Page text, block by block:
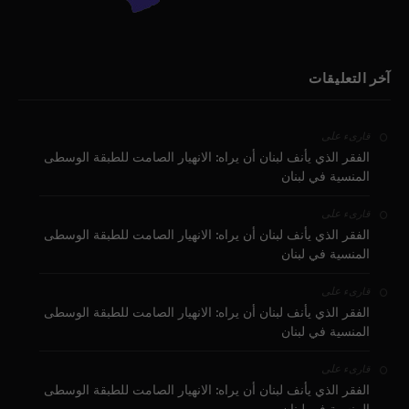
آخر التعليقات
قارىء على
الفقر الذي يأنف لبنان أن يراه: الانهيار الصامت للطبقة الوسطى
المنسية في لبنان
قارىء على
الفقر الذي يأنف لبنان أن يراه: الانهيار الصامت للطبقة الوسطى
المنسية في لبنان
قارىء على
الفقر الذي يأنف لبنان أن يراه: الانهيار الصامت للطبقة الوسطى
المنسية في لبنان
قارىء على
الفقر الذي يأنف لبنان أن يراه: الانهيار الصامت للطبقة الوسطى